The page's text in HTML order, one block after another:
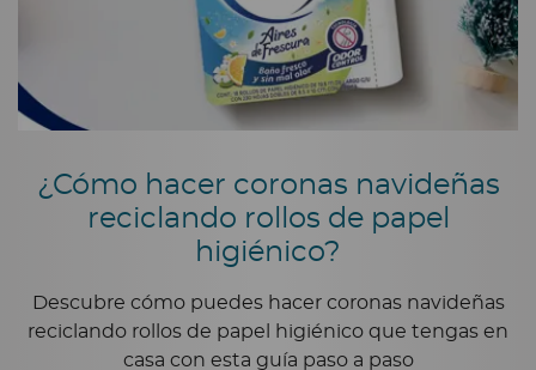
¿Cómo hacer coronas navideñas
reciclando rollos de papel
higiénico?
Descubre cómo puedes hacer coronas navideñas
reciclando rollos de papel higiénico que tengas en
casa con esta guía paso a paso